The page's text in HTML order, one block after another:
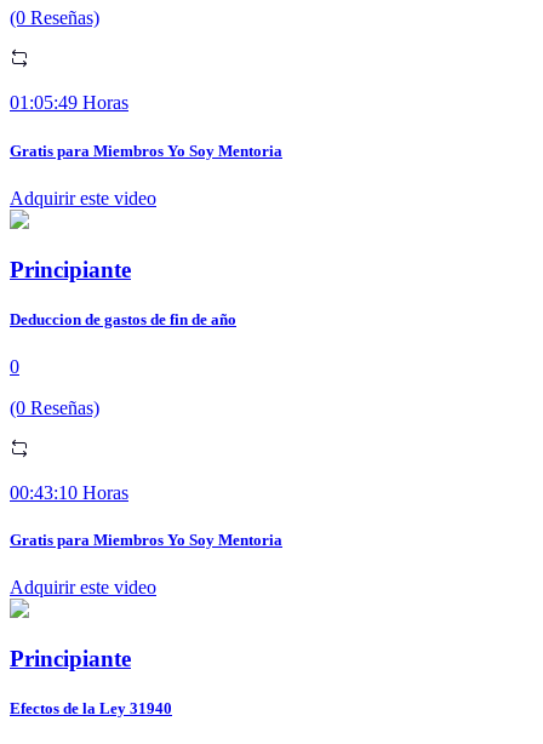
(0 Reseñas)
01:05:49 Horas
Gratis para Miembros Yo Soy Mentoria
Adquirir este video
Principiante
Deduccion de gastos de fin de año
0
(0 Reseñas)
00:43:10 Horas
Gratis para Miembros Yo Soy Mentoria
Adquirir este video
Principiante
Efectos de la Ley 31940